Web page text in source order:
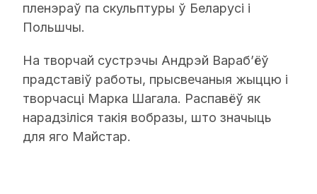
пленэраў па скульптуры ў Беларусі і
Польшчы.
На творчай сустрэчы Андрэй Вараб’ёў
прадставіў работы, прысвечаныя жыццю і
творчасці Марка Шагала. Распавёў як
нарадзіліся такія вобразы, што значыць
для яго Майстар.